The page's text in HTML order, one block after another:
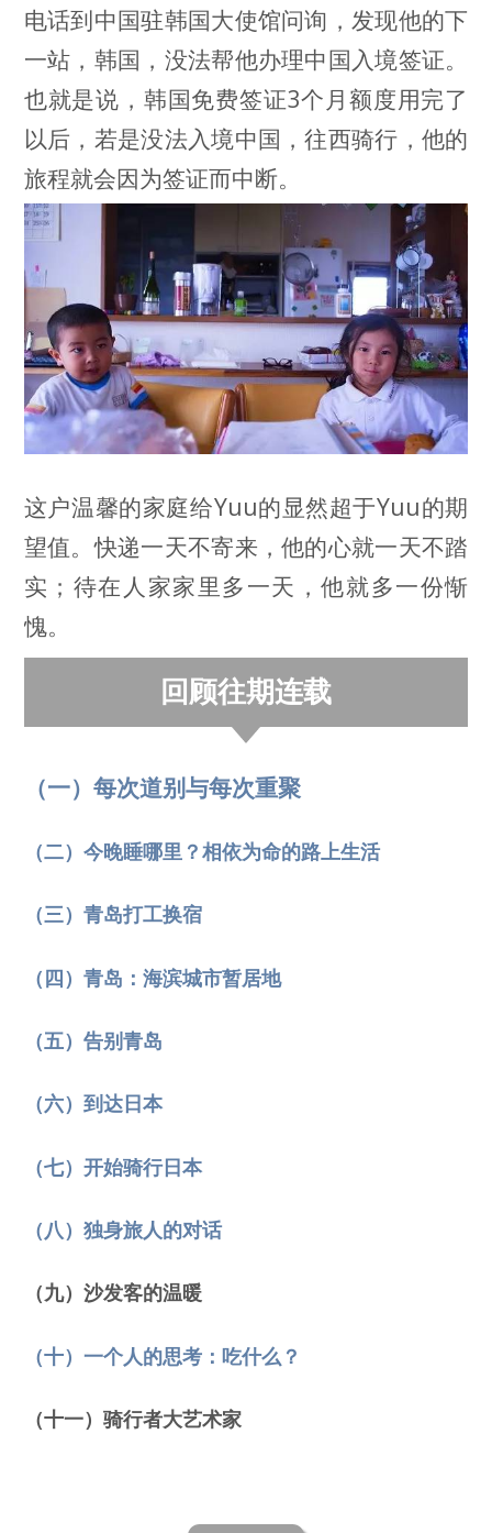
电话到中国驻韩国大使馆问询，发现他的下
一站，韩国，没法帮他办理中国入境签证。
也就是说，韩国免费签证3个月额度用完了
以后，若是没法入境中国，往西骑行，他的
旅程就会因为签证而中断。
这户温馨的家庭给Yuu的显然超于Yuu的期
望值。快递一天不寄来，他的心就一天不踏
实；待在人家家里多一天，他就多一份惭
愧。
回顾往期连载
（一）每次道别与每次重聚
（二）今晚睡哪里？相依为命的路上生活
（三）青岛打工换宿
（四）青岛：海滨城市暂居地
（五）告别青岛
（六）到达日本
（七）开始骑行日本
（八）独身旅人的对话
（九）沙发客的温暖
（十）一个人的思考：吃什么？
（十一）骑行者大艺术家